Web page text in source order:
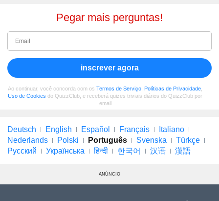
Pegar mais perguntas!
inscrever agora
Ao continuar, você concorda com os Termos de Serviço, Políticas de Privacidade,
Uso de Cookies do QuizzClub, e receberá quizes triviais diários do QuizzClub por
email
Deutsch English Español Français
Italiano
Nederlands
Polski Português Svenska
Türkçe
Русский
Українська हिन्दी 한국어 汉语 漢語
ANÚNCIO